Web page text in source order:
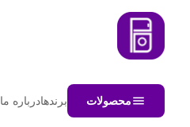
محصولات برندهادرباره ما